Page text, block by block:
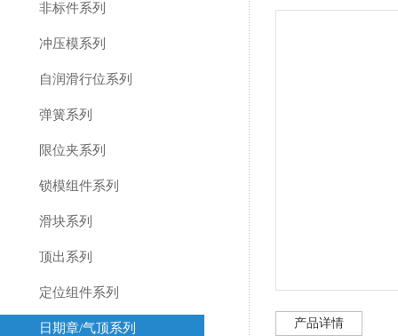
非标件系列
冲压模系列
自润滑行位系列
弹簧系列
限位夹系列
锁模组件系列
滑块系列
顶出系列
定位组件系列
日期章/气顶系列 产品详情